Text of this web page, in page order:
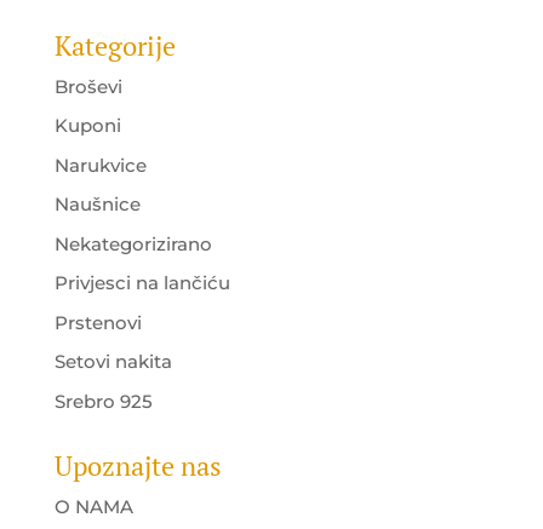
Kategorije
Broševi
Kuponi
Narukvice
Naušnice
Nekategorizirano
Privjesci na lančiću
Prstenovi
Setovi nakita
Srebro 925
Upoznajte nas
O NAMA